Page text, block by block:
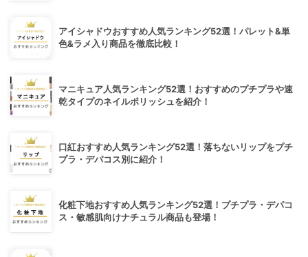
アイシャドウおすすめ人気ランキング52選！パレット&単
色&ラメ入り商品を徹底比較！
マニキュア人気ランキング52選！おすすめのプチプラや速
乾タイプのネイルポリッシュを紹介！
口紅おすすめ人気ランキング52選！落ちないリップをプチ
プラ・デパコス別に紹介！
化粧下地おすすめ人気ランキング52選！プチプラ・デパコ
ス・敏感肌向けナチュラル商品も登場！